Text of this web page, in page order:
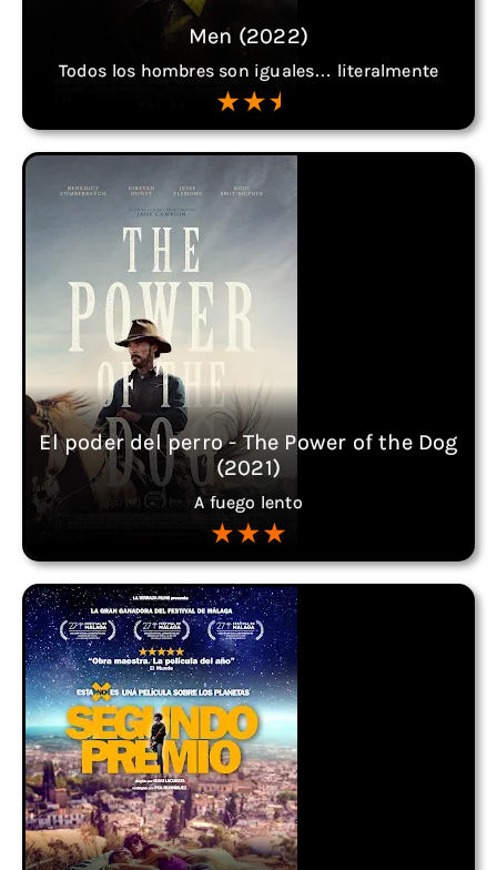
Men (2022)
Todos los hombres son iguales… literalmente
El poder del perro - The Power of the Dog
(2021)
A fuego lento